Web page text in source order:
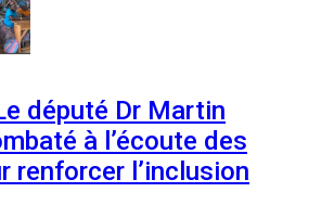
député Dr Martin
à l’écoute des
renforcer l’inclusion